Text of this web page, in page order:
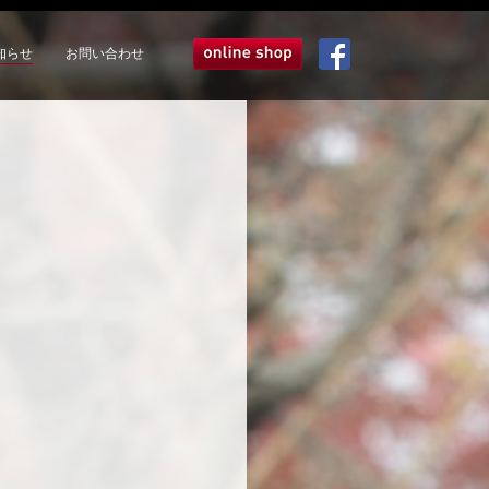
らせ お問い合わせ オンラインショップ